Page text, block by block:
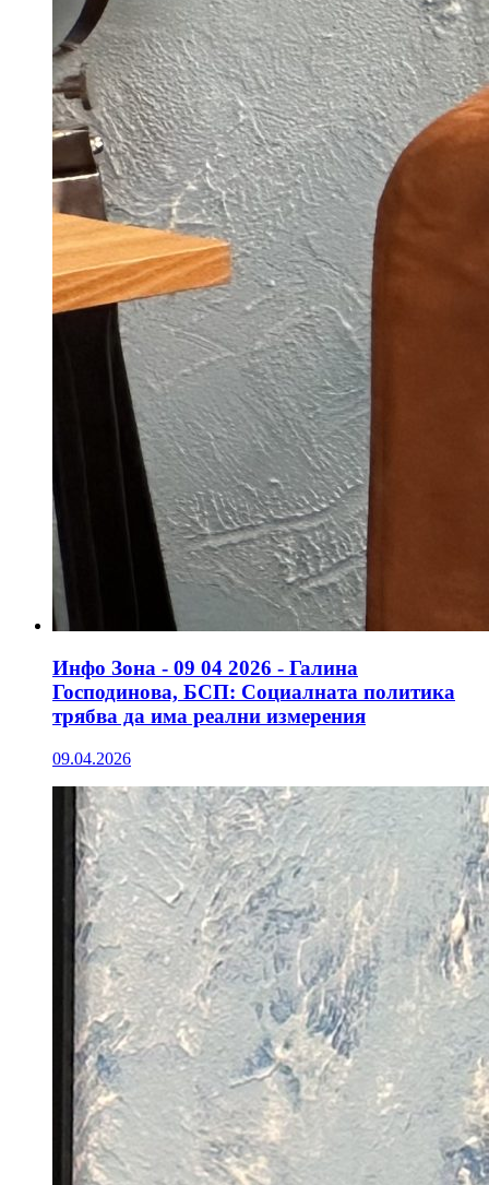
Инфо Зона - 09 04 2026 - Галина
Господинова, БСП: Социалната политика
трябва да има реални измерения
09.04.2026